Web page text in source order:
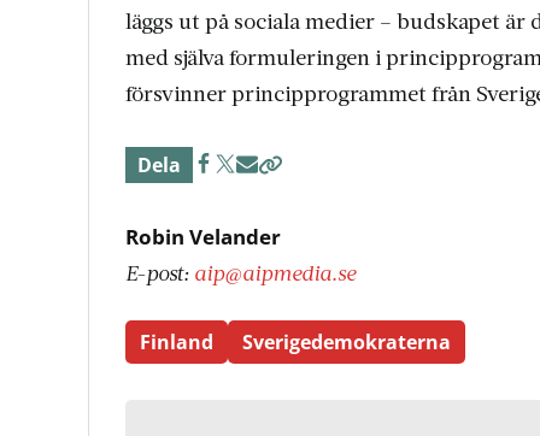
läggs ut på sociala medier – budskapet
med själva formuleringen i
försvinner principprogrammet från
Dela
Robin Velander
E-post: aip@aipmedia.se
Finland Sverigedemokraterna